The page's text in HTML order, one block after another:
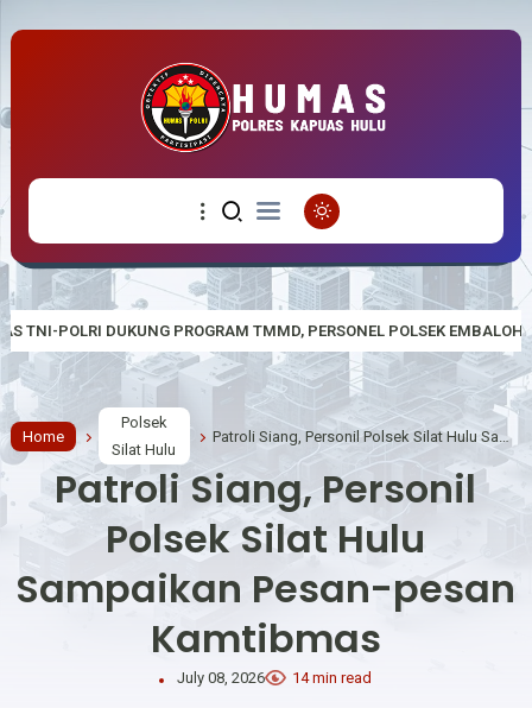
TMMD, PERSONEL POLSEK EMBALOH HULU IKUT REHABILITASI
Home
Polsek
Silat Hulu
Patroli Siang, Personil Polsek Silat Hulu Sampaikan Pesan-pesan Kamtibmas
Patroli Siang, Personil
Polsek Silat Hulu
Sampaikan Pesan-pesan
Kamtibmas
July 08, 2026 14 min read